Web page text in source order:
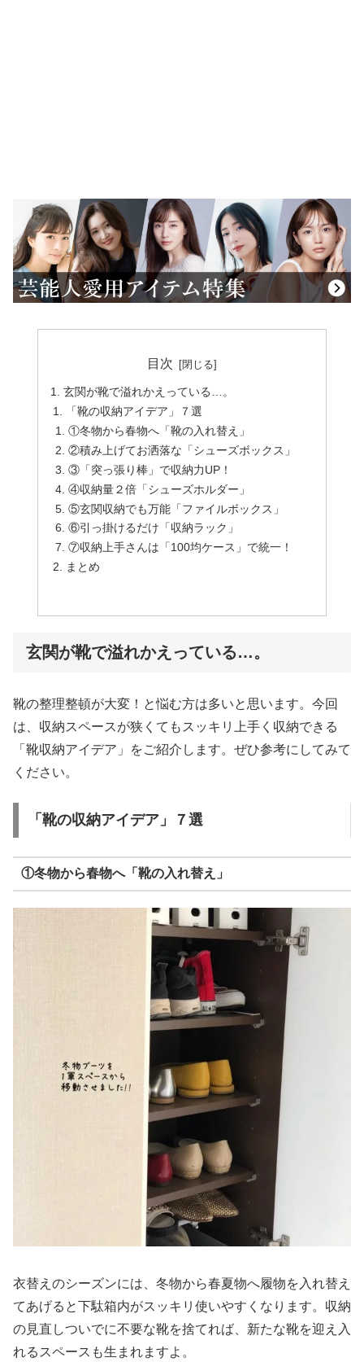
目次
玄関が靴で溢れかえっている…。
「靴の収納アイデア」７選
①冬物から春物へ「靴の入れ替え」
②積み上げてお洒落な「シューズボックス」
③「突っ張り棒」で収納力UP！
④収納量２倍「シューズホルダー」
⑤玄関収納でも万能「ファイルボックス」
⑥引っ掛けるだけ「収納ラック」
⑦収納上手さんは「100均ケース」で統一！
まとめ
玄関が靴で溢れかえっている…。
靴の整理整頓が大変！と悩む方は多いと思います。今回
は、収納スペースが狭くてもスッキリ上手く収納できる
「靴収納アイデア」をご紹介します。ぜひ参考にしてみて
ください。
「靴の収納アイデア」７選
①冬物から春物へ「靴の入れ替え」
衣替えのシーズンには、冬物から春夏物へ履物を入れ替え
てあげると下駄箱内がスッキリ使いやすくなります。収納
の見直しついでに不要な靴を捨てれば、新たな靴を迎え入
れるスペースも生まれますよ。